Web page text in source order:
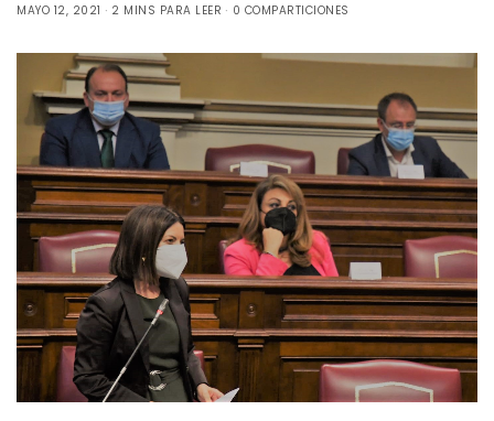
MAYO 12, 2021
2 MINS PARA LEER 0 COMPARTICIONES